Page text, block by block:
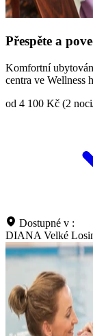
Přespěte a
Komfortní
centra ve
od 4 100 Kč (2
Dostupné v :
DIANA Velké